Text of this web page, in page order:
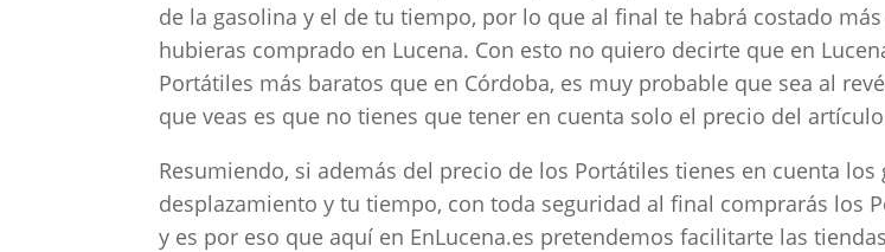
de la gasolina y el de tu tiempo, por lo que al final te habrá costado
hubieras comprado en Lucena. Con esto no quiero decirte que en
Portátiles más baratos que en Córdoba, es muy probable que sea al
que veas es que no tienes que tener en cuenta solo el precio del
Resumiendo, si además del precio de los Portátiles tienes en cuenta los
desplazamiento y tu tiempo, con toda seguridad al final comprarás los
y es por eso que aquí en EnLucena.es pretendemos facilitarte las